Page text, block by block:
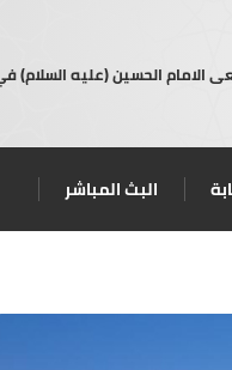
الامام الحسين (عليه السلام)
البث المباشر